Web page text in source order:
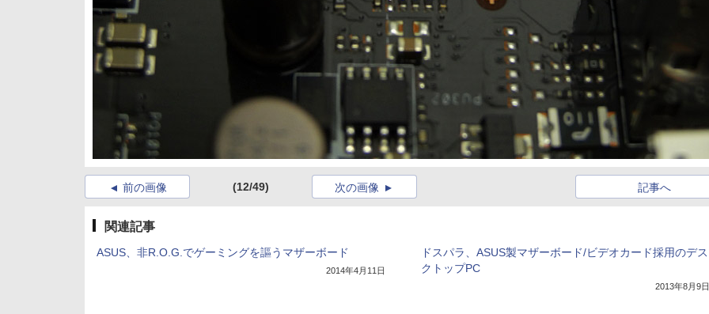
前の画像 (12/49) 記事へ
次の画像
関連記事
ASUS、非R.O.G.でゲーミングを謳うマザーボード
2014年4月11日
ドスパラ、ASUS製マザーボード/ビデオカード採用のデス
クトップPC
2013年8月9日